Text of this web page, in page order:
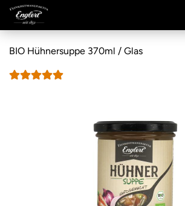
BIO Hühnersuppe 370ml / Glas